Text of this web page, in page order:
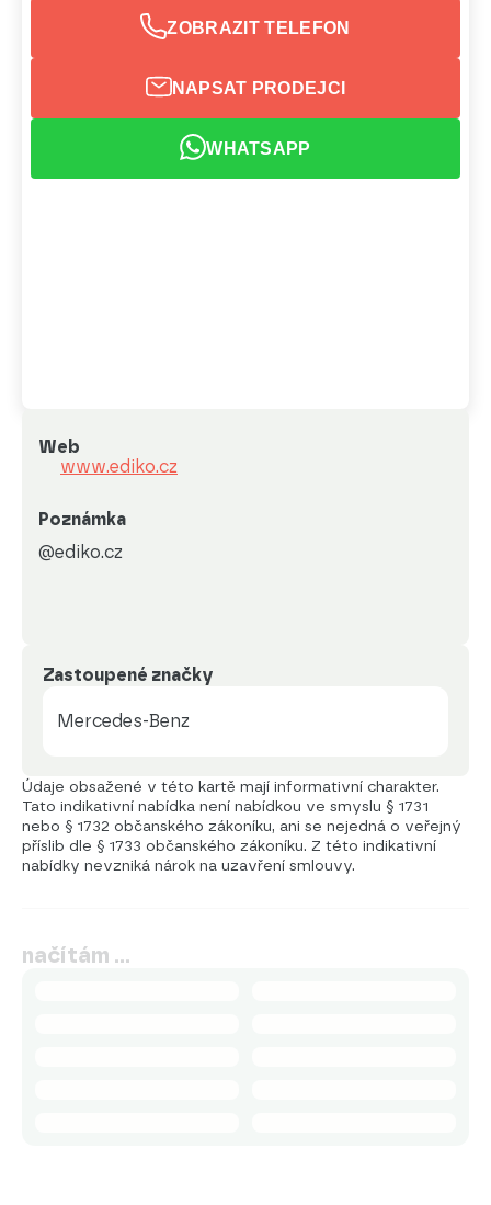
ZOBRAZIT TELEFON
NAPSAT PRODEJCI
WHATSAPP
Web
www.ediko.cz
Poznámka
@ediko.cz
Zastoupené značky
Mercedes-Benz
Údaje obsažené v této kartě mají informativní charakter.
Tato indikativní nabídka není nabídkou ve smyslu § 1731
nebo § 1732 občanského zákoníku, ani se nejedná o veřejný
příslib dle § 1733 občanského zákoníku. Z této indikativní
nabídky nevzniká nárok na uzavření smlouvy.
načítám …